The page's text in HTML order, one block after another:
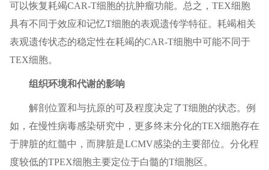
可以恢复耗竭CAR-T细胞的抗肿瘤功能。总之，TEX细胞
具有不同于效应和记忆T细胞的表观遗传学特征。耗竭相关
表观遗传状态的稳定性在耗竭的CAR-T细胞中可能不同于
TEX细胞。
组织环境和代谢的影响
解剖位置和与抗原的可及程度决定了T细胞的状态。例
如，在慢性病毒感染研究中，更多终末分化的TEX细胞存在
于脾脏的红髓中，而脾脏是LCMV感染的主要部位。分化程
度较低的TPEX细胞主要定位于白髓的T细胞区。